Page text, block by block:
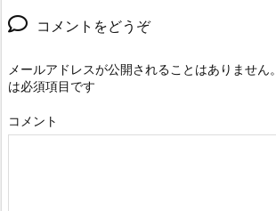
コメントをどうぞ
メールアドレスが公開されることはありません。
は必須項目です
コメント